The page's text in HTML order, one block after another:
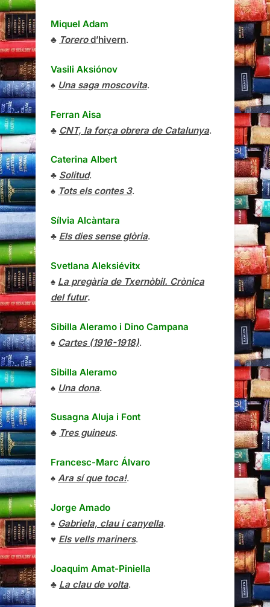
Miquel Adam
♣ Torerod’hivern.
Vasili Aksiónov
♠ Una saga moscovita.
Ferran Aisa
♣ CNT, la força obrera de Catalunya.
Caterina Albert
♣ Solitud.
♠ Tots els contes 3.
Sílvia Alcàntara
♣ Els dies sense glòria.
Svetlana Aleksiévitx
♠ La pregària de Txernòbil. Crònica
del futur.
Sibilla Aleramo i Dino Campana
♠ Cartes (1916-1918).
Sibilla Aleramo
♠ Una dona.
Susagna Aluja i Font
♣ Tres guineus.
Francesc-Marc Álvaro
♠ Ara sí que toca!.
Jorge Amado
♠ Gabriela, clau i canyella.
♥ Els vells mariners.
Joaquim Amat-Piniella
♣ La clau de volta.